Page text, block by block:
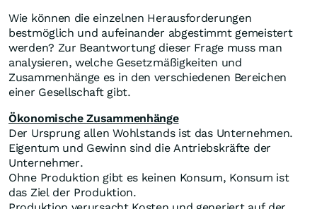
Wie können die einzelnen Herausforderungen
bestmöglich und aufeinander abgestimmt gemeistert
werden? Zur Beantwortung dieser Frage muss man
analysieren, welche Gesetzmäßigkeiten und
Zusammenhänge es in den verschiedenen Bereichen
einer Gesellschaft gibt.
Ökonomische Zusammenhänge
Der Ursprung allen Wohlstands ist das Unternehmen.
Eigentum und Gewinn sind die Antriebskräfte der
Unternehmer.
Ohne Produktion gibt es keinen Konsum, Konsum ist
das Ziel der Produktion.